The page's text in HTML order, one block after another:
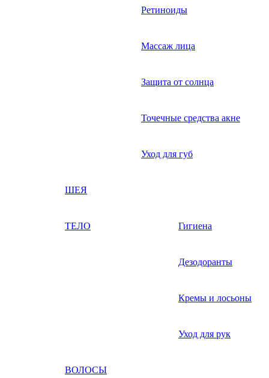
Ретиноиды
Массаж лица
Защита от солнца
Точечные средства акне
Уход для губ
ШЕЯ
ТЕЛО Гигиена
Дезодоранты
Кремы и лосьоны
Уход для рук
ВОЛОСЫ